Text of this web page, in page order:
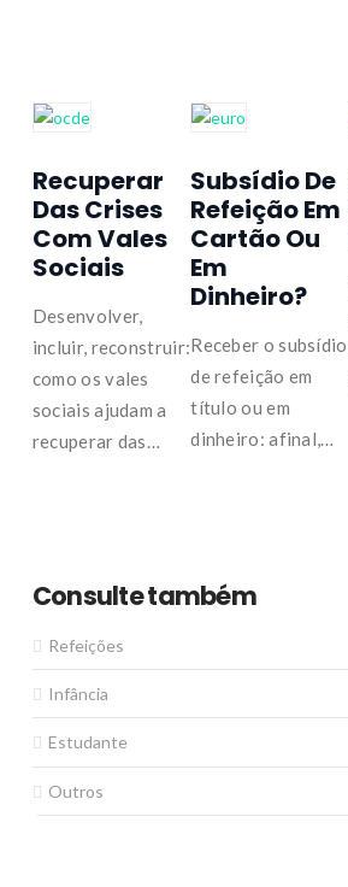
Recuperar
Das Crises
Com Vales
Sociais
Desenvolver,
incluir, reconstruir:
como os vales
sociais ajudam a
recuperar das…
Subsídio De
Refeição Em
Cartão Ou
Em
Dinheiro?
Receber o subsídio
de refeição em
título ou em
dinheiro: afinal,…
Consulte também
Refeições
Infância
Estudante
Outros